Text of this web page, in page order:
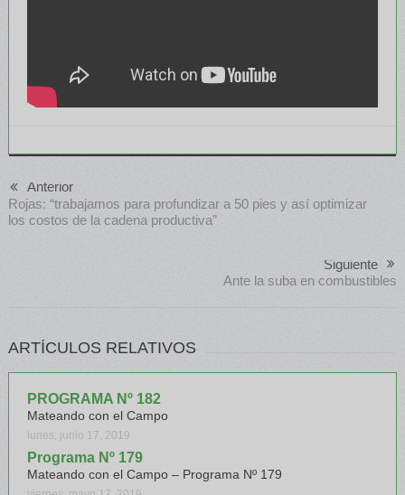
Anterior
Rojas: “trabajamos para profundizar a 50 pies y así optimizar
los costos de la cadena productiva”
Siguiente
Ante la suba en combustibles
ARTÍCULOS RELATIVOS
PROGRAMA Nº 182
Mateando con el Campo
lunes, junio 17, 2019
Programa Nº 179
Mateando con el Campo – Programa Nº 179